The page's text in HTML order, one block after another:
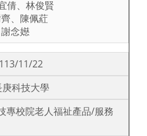
倩、林俊賢
、陳佩葒
謝念嬨
113/11/22
庚科技大學
專校院老人福祉產品/服務